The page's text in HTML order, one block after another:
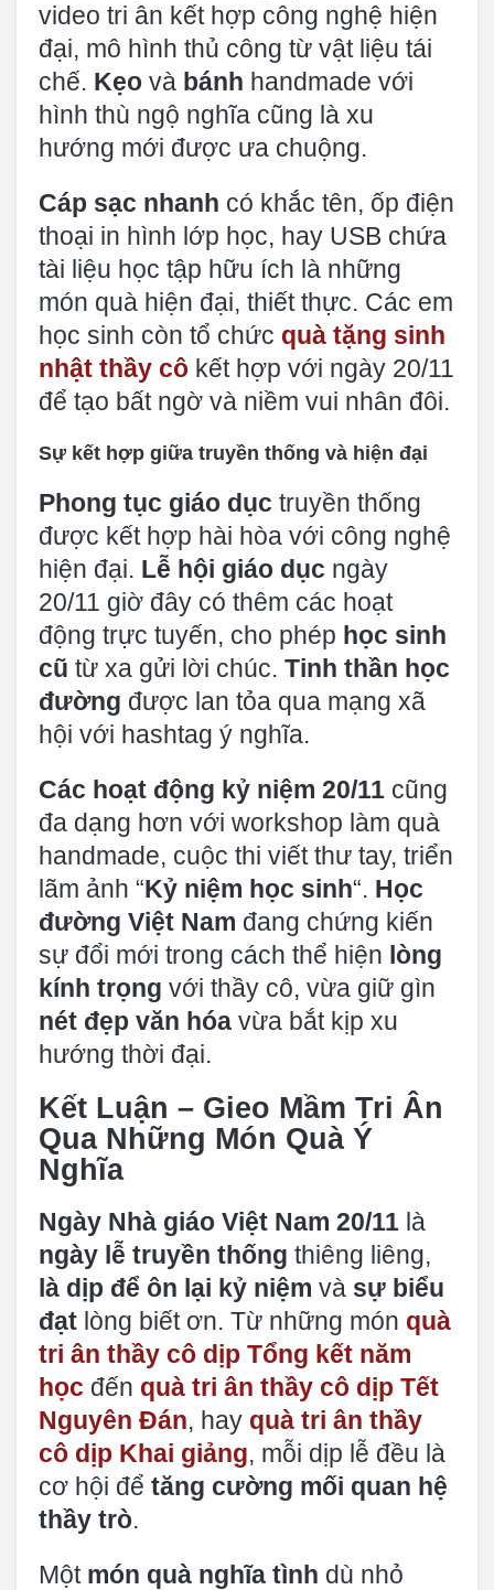
video tri ân kết hợp công nghệ hiện
đại, mô hình thủ công từ vật liệu tái
chế. Kẹo và bánh handmade với
hình thù ngộ nghĩa cũng là xu
hướng mới được ưa chuộng.
Cáp sạc nhanh có khắc tên, ốp điện
thoại in hình lớp học, hay USB chứa
tài liệu học tập hữu ích là những
món quà hiện đại, thiết thực. Các em
học sinh còn tổ chức quà tặng sinh
nhật thầy cô kết hợp với ngày 20/11
để tạo bất ngờ và niềm vui nhân đôi.
Sự kết hợp giữa truyền thống và hiện đại
Phong tục giáo dục truyền thống
được kết hợp hài hòa với công nghệ
hiện đại. Lễ hội giáo dục ngày
20/11 giờ đây có thêm các hoạt
động trực tuyến, cho phép học sinh
cũ từ xa gửi lời chúc. Tinh thần học
đường được lan tỏa qua mạng xã
hội với hashtag ý nghĩa.
Các hoạt động kỷ niệm 20/11 cũng
đa dạng hơn với workshop làm quà
handmade, cuộc thi viết thư tay, triển
lãm ảnh “Kỷ niệm học sinh“. Học
đường Việt Nam đang chứng kiến
sự đổi mới trong cách thể hiện lòng
kính trọng với thầy cô, vừa giữ gìn
nét đẹp văn hóa vừa bắt kịp xu
hướng thời đại.
Kết Luận – Gieo Mầm Tri Ân
Qua Những Món Quà Ý
Nghĩa
Ngày Nhà giáo Việt Nam 20/11 là
ngày lễ truyền thống thiêng liêng,
là dịp để ôn lại kỷ niệm và sự biểu
đạt lòng biết ơn. Từ những món quà
tri ân thầy cô dịp Tổng kết năm
học đến quà tri ân thầy cô dịp Tết
Nguyên Đán, hay quà tri ân thầy
cô dịp Khai giảng, mỗi dịp lễ đều là
cơ hội để tăng cường mối quan hệ
thầy trò.
Một món quà nghĩa tình dù nhỏ